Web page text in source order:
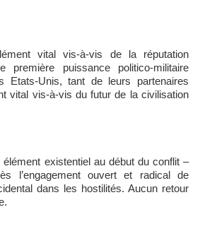
vital vis-à-vis de la réputation
première puissance politico-militaire
Etats-Unis, tant de leurs partenaires
vital vis-à-vis du futur de la civilisation
élément existentiel au début du conflit –
l’engagement ouvert et radical de
dans les hostilités. Aucun retour